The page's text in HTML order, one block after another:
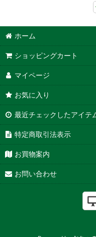
ホーム
ショッピングカート
マイページ
お気に入り
最近チェックしたアイテ
特定商取引法表示
お買物案内
お問い合わせ